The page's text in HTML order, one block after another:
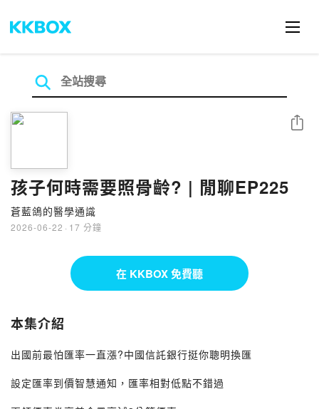
孩子何時需要照骨齡? | 閒聊EP225
蒼藍鴿的醫學通識
2026-06-22 · 17 分鐘
分享
在 KKBOX 免費聽
本集介紹
出國前最怕匯率一直漲?中國信託銀行挺你聰明換匯
設定匯率到價智慧通知，匯率相對低點不錯過